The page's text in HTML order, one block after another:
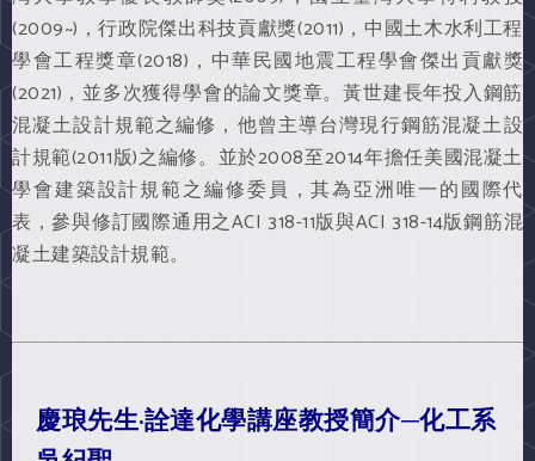
(2009~)，行政院傑出科技貢獻獎(2011)，中國土木水利工程
學會工程獎章(2018)，中華民國地震工程學會傑出貢獻獎
(2021)，並多次獲得學會的論文獎章。黃世建長年投入鋼筋
混凝土設計規範之編修，他曾主導台灣現行鋼筋混凝土設
計規範(2011版)之編修。並於2008至2014年擔任美國混凝土
學會建築設計規範之編修委員，其為亞洲唯一的國際代
表，參與修訂國際通用之ACI 318-11版與ACI 318-14版鋼筋混
凝土建築設計規範。
慶琅先生·詮達化學講座教授簡介─化工系